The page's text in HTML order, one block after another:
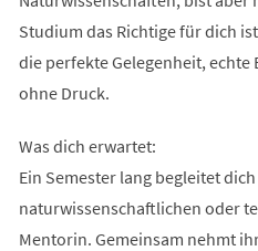
Studium das Richtige für dich
die perfekte Gelegenheit, echte
ohne Druck.
Was dich erwartet:
Ein Semester lang begleitet
naturwissenschaftlichen oder
Mentorin. Gemeinsam nehmt